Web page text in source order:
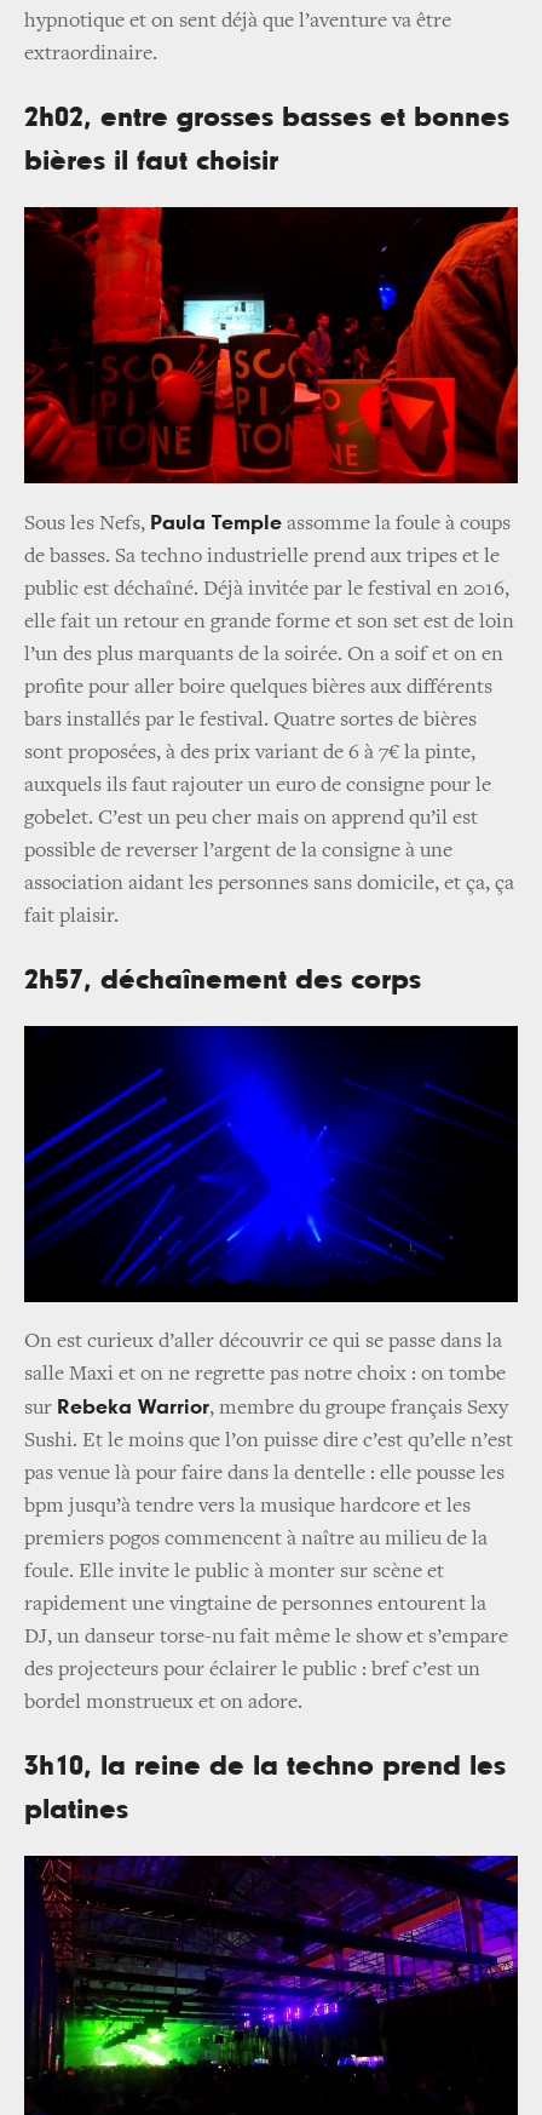
hypnotique et on sent déjà que l’aventure va être
extraordinaire.
2h02, entre grosses basses et bonnes
bières il faut choisir
Sous les Nefs, Paula Temple assomme la foule à coups
de basses. Sa techno industrielle prend aux tripes et le
public est déchaîné. Déjà invitée par le festival en 2016,
elle fait un retour en grande forme et son set est de loin
l’un des plus marquants de la soirée. On a soif et on en
profite pour aller boire quelques bières aux différents
bars installés par le festival. Quatre sortes de bières
sont proposées, à des prix variant de 6 à 7€ la pinte,
auxquels ils faut rajouter un euro de consigne pour le
gobelet. C’est un peu cher mais on apprend qu’il est
possible de reverser l’argent de la consigne à une
association aidant les personnes sans domicile, et ça, ça
fait plaisir.
2h57, déchaînement des corps
On est curieux d’aller découvrir ce qui se passe dans la
salle Maxi et on ne regrette pas notre choix : on tombe
sur Rebeka Warrior, membre du groupe français Sexy
Sushi. Et le moins que l’on puisse dire c’est qu’elle n’est
pas venue là pour faire dans la dentelle : elle pousse les
bpm jusqu’à tendre vers la musique hardcore et les
premiers pogos commencent à naître au milieu de la
foule. Elle invite le public à monter sur scène et
rapidement une vingtaine de personnes entourent la
DJ, un danseur torse-nu fait même le show et s’empare
des projecteurs pour éclairer le public : bref c’est un
bordel monstrueux et on adore.
3h10, la reine de la techno prend les
platines